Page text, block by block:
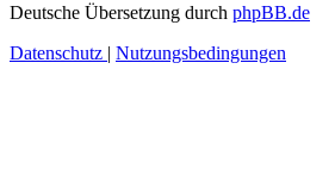
Deutsche Übersetzung durch phpBB.de
Datenschutz | Nutzungsbedingungen